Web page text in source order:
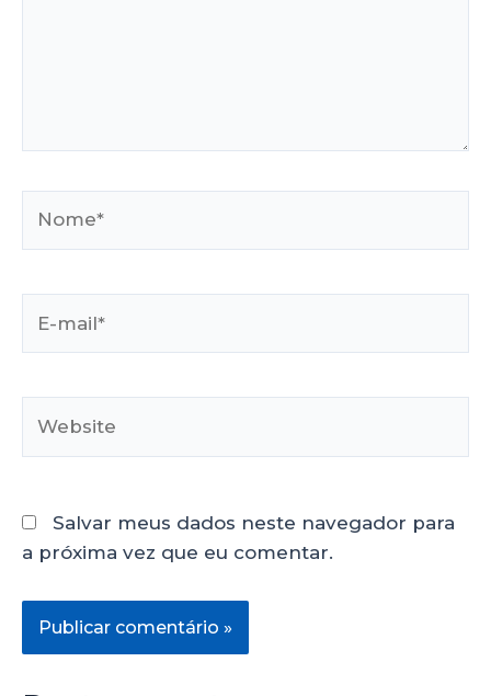
Salvar meus dados neste navegador para
a próxima vez que eu comentar.